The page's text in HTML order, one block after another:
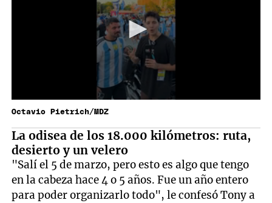
Octavio Pietrich/MDZ
La odisea de los 18.000 kilómetros: ruta,
desierto y un velero
"Salí el 5 de marzo, pero esto es algo que tengo
en la cabeza hace 4 o 5 años. Fue un año entero
para poder organizarlo todo", le confesó Tony a